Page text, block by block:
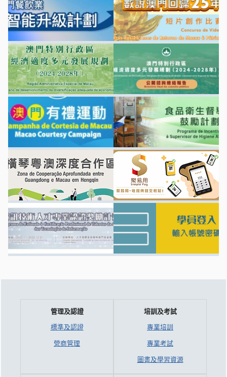
管理及認證
標準及認證
營商管理
培訓及考試
專業培訓
專業考試
圖書及學習資源